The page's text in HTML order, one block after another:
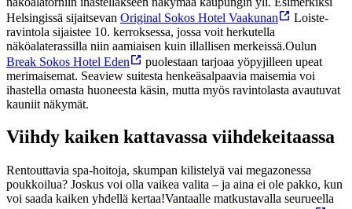
Helsingissä sijaitsevan Original Sokos Hotel Vaakunan
Loiste-
ravintola sijaistee 10. kerroksessa, jossa voit herkutella
näköalaterassilla niin aamiaisen kuin illallisen merkeissä.Oulun
Break Sokos Hotel Eden
puolestaan tarjoaa yöpyjilleen upeat
merimaisemat. Seaview suitesta henkeäsalpaavia maisemia voi
ihastella omasta huoneesta käsin, mutta myös ravintolasta avautuvat
kauniit näkymät.
Viihdy kaiken kattavassa viihdekeitaassa
Rentouttavia spa-hoitoja, skumpan kilistelyä vai megazonessa
poukkoilua? Joskus voi olla vaikea valita – ja aina ei ole pakko, kun
voi saada kaiken yhdellä kertaa!Vantaalle matkustavalla seurueella